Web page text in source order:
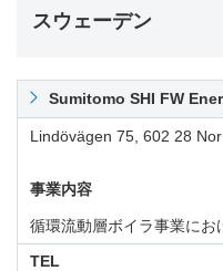
スウェーデン
Sumitomo SHI FW
Lindövägen 75, 602 28
事業内容
循環流動層ボイラ事業にお
TEL